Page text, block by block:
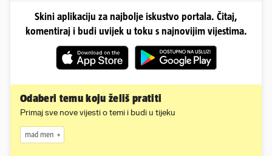
Skini aplikaciju za najbolje iskustvo portala. Čitaj,
komentiraj i budi uvijek u toku s najnovijim vijestima.
Odaberi temu koju želiš pratiti
Primaj sve nove vijesti o temi i budi u tijeku
mad men